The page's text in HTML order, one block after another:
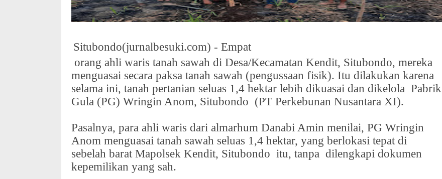
Situbondo(jurnalbesuki.com) - Empat
orang ahli waris tanah sawah di Desa/Kecamatan Kendit, Situbondo, mereka
menguasai secara paksa tanah sawah (pengussaan fisik). Itu dilakukan karena
selama ini, tanah pertanian seluas 1,4 hektar lebih dikuasai dan dikelola Pabrik
Gula (PG) Wringin Anom, Situbondo (PT Perkebunan Nusantara XI).
Pasalnya, para ahli waris dari almarhum Danabi Amin menilai, PG Wringin
Anom menguasai tanah sawah seluas 1,4 hektar, yang berlokasi tepat di
sebelah barat Mapolsek Kendit, Situbondo itu, tanpa dilengkapi dokumen
kepemilikan yang sah.